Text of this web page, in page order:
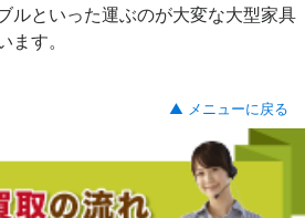
ルといった運ぶのが大変な大型家具
ます。
▲ メニューに戻る